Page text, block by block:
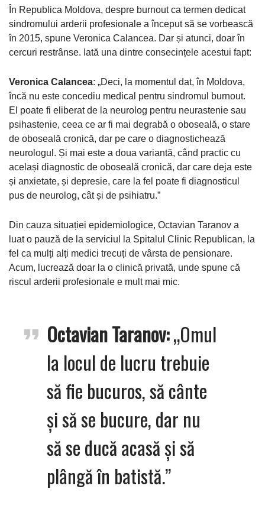
În Republica Moldova, despre burnout ca termen dedicat
sindromului arderii profesionale a început să se vorbească
în 2015, spune Veronica Calancea. Dar și atunci, doar în
cercuri restrânse. Iată una dintre consecințele acestui fapt:
Veronica Calancea: „Deci, la momentul dat, în Moldova,
încă nu este concediu medical pentru sindromul burnout.
El poate fi eliberat de la neurolog pentru neurastenie sau
psihastenie, ceea ce ar fi mai degrabă o oboseală, o stare
de oboseală cronică, dar pe care o diagnostichează
neurologul. Și mai este a doua variantă, când practic cu
același diagnostic de oboseală cronică, dar care deja este
și anxietate, și depresie, care la fel poate fi diagnosticul
pus de neurolog, cât și de psihiatru.”
Din cauza situației epidemiologice, Octavian Taranov a
luat o pauză de la serviciul la Spitalul Clinic Republican, la
fel ca mulți alți medici trecuți de vârsta de pensionare.
Acum, lucrează doar la o clinică privată, unde spune că
riscul arderii profesionale e mult mai mic.
Octavian Taranov:„Omul
la locul de lucru trebuie
să fie bucuros, să cânte
și să se bucure, dar nu
să se ducă acasă și să
plângă în batistă.”